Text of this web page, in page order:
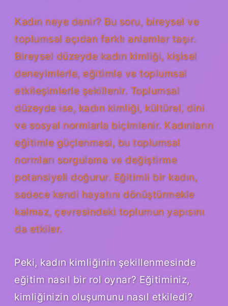
Kadın neye denir? Bu soru, bireysel ve
toplumsal açıdan farklı anlamlar taşır.
Bireysel düzeyde kadın kimliği, kişisel
deneyimlerle, eğitimle ve toplumsal
etkileşimlerle şekillenir. Toplumsal
düzeyde ise, kadın kimliği, kültürel, dini
ve sosyal normlarla biçimlenir. Kadınların
eğitimle güçlenmesi, bu toplumsal
normları sorgulama ve değiştirme
potansiyeli doğurur. Eğitimli bir kadın,
sadece kendi hayatını dönüştürmekle
kalmaz, çevresindeki toplumun yapısını
da etkiler.
Peki, kadın kimliğinin şekillenmesinde
eğitim nasıl bir rol oynar? Eğitiminiz,
kimliğinizin oluşumunu nasıl etkiledi?